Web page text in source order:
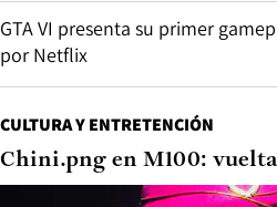
GTA VI presenta su primer
por Netflix
CULTURA Y ENTRETENCIÓN
Chini.png en M100: